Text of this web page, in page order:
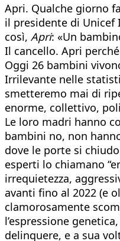
Apri. Qualche giorno
il presidente di Unicef
così, Apri: «Un
Il cancello. Apri
Oggi 26 bambini
Irrilevante nelle
smetteremo mai di
enorme, collettivo,
Le loro madri hanno
bambini no, non
dove le porte si
esperti lo chiamano
irrequietezza,
avanti fino al 2022 (e
clamorosamente
l’espressione
delinquere, e a sua